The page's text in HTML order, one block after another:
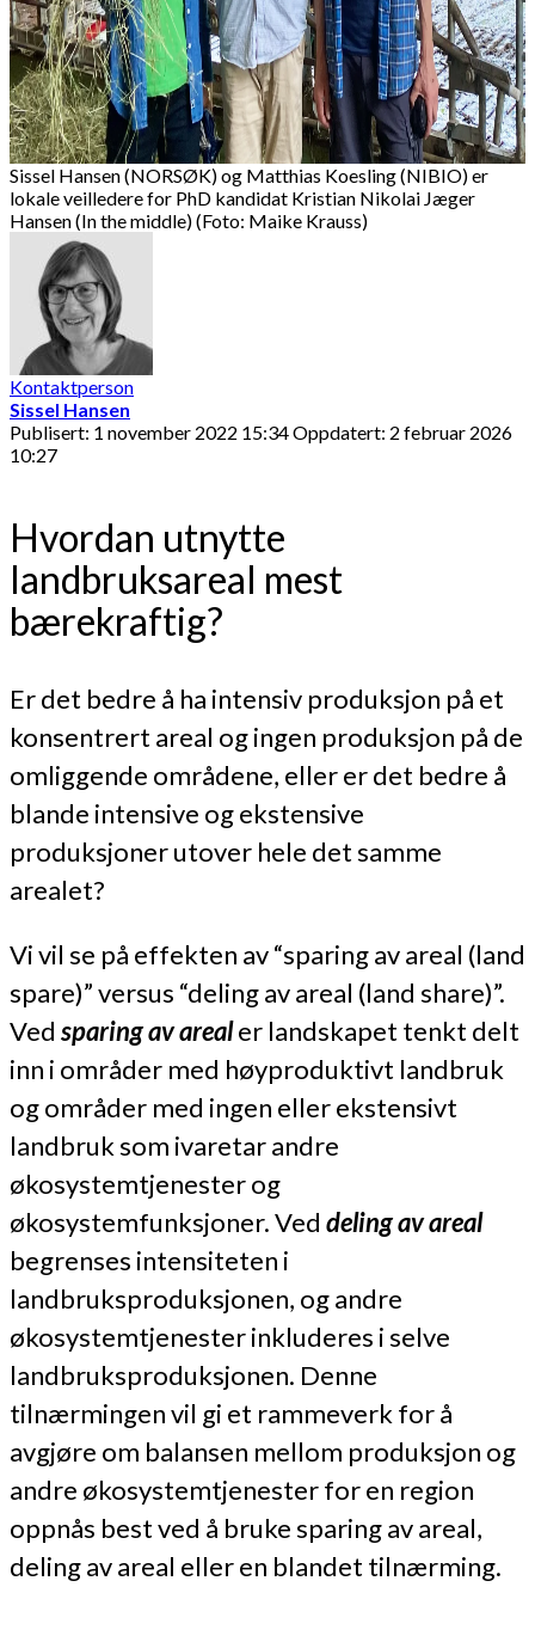
Sissel Hansen (NORSØK) og Matthias Koesling (NIBIO) er
lokale veilledere for PhD kandidat Kristian Nikolai Jæger
Hansen (In the middle) (Foto: Maike Krauss)
Kontaktperson
Sissel Hansen
Publisert: 1 november 2022 15:34Oppdatert: 2 februar 2026
10:27
Hvordan utnytte
landbruksareal mest
bærekraftig?
Er det bedre å ha intensiv produksjon på et
konsentrert areal og ingen produksjon på de
omliggende områdene, eller er det bedre å
blande intensive og ekstensive
produksjoner utover hele det samme
arealet?
Vi vil se på effekten av “sparing av areal (land
spare)” versus “deling av areal (land share)”.
Ved sparing av arealer landskapet tenkt delt
inn i områder med høyproduktivt landbruk
og områder med ingen eller ekstensivt
landbruk som ivaretar andre
økosystemtjenester og
økosystemfunksjoner. Ved deling av areal
begrenses intensiteten i
landbruksproduksjonen, og andre
økosystemtjenester inkluderes i selve
landbruksproduksjonen. Denne
tilnærmingen vil gi et rammeverk for å
avgjøre om balansen mellom produksjon og
andre økosystemtjenester for en region
oppnås best ved å bruke sparing av areal,
deling av areal eller en blandet tilnærming.